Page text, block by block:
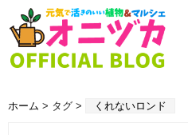
ホーム > タグ > くれないロンド